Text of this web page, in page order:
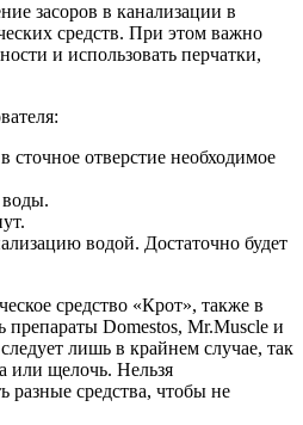
засоров в канализации в
средств. При этом важно
и использовать перчатки,
сточное отверстие необходимое
водой. Достаточно будет
средство «Крот», также в
препараты Domestos, Mr.Muscle и
лишь в крайнем случае, так
или щелочь. Нельзя
разные средства, чтобы не